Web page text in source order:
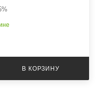
В КОРЗИНУ